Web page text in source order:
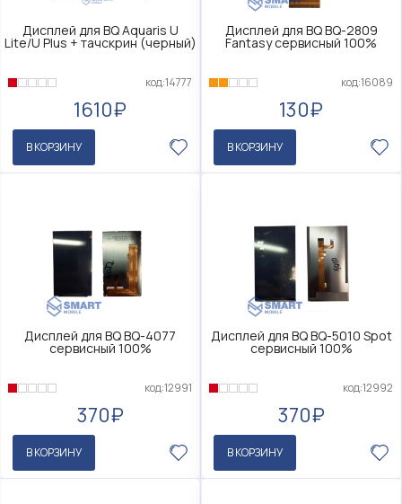
Дисплей для BQ Aquaris U
Lite/U Plus + тачскрин (черный)
код:14777
1610₽
В КОРЗИНУ
Дисплей для BQ BQ-2809
Fantasy сервисный 100%
код:16089
130₽
В КОРЗИНУ
Дисплей для BQ BQ-4077
сервисный 100%
код:12991
370₽
В КОРЗИНУ
Дисплей для BQ BQ-5010 Spot
сервисный 100%
код:12992
370₽
В КОРЗИНУ